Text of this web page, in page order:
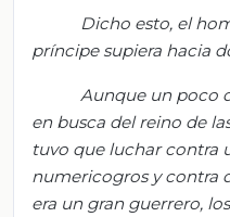
Dicho esto, el
príncipe supiera hacia
Aunque un poco
en busca del reino de
tuvo que luchar contra
numericogrosy contra
era un gran guerrero,